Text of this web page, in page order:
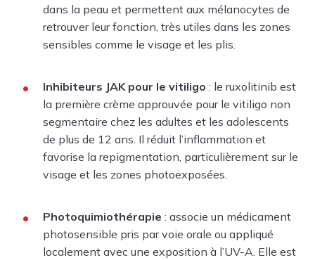
dans la peau et permettent aux mélanocytes de
retrouver leur fonction, très utiles dans les zones
sensibles comme le visage et les plis.
Inhibiteurs JAK pour le vitiligo : le ruxolitinib est
la première crème approuvée pour le vitiligo non
segmentaire chez les adultes et les adolescents
de plus de 12 ans. Il réduit l’inflammation et
favorise la repigmentation, particulièrement sur le
visage et les zones photoexposées.
Photoquimiothérapie : associe un médicament
photosensible pris par voie orale ou appliqué
localement avec une exposition à l’UV-A. Elle est